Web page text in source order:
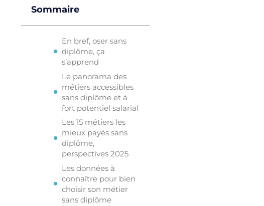
Sommaire
En bref, oser sans
diplôme, ça
s’apprend
Le panorama des
métiers accessibles
sans diplôme et à
fort potentiel salarial
Les 15 métiers les
mieux payés sans
diplôme,
perspectives 2025
Les données à
connaître pour bien
choisir son métier
sans diplôme